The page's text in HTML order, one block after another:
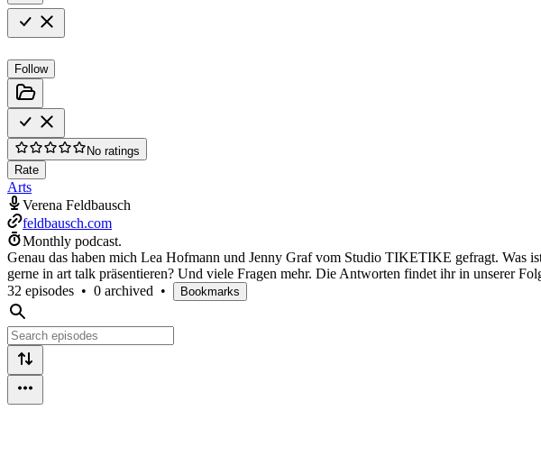
Follow
No ratings
Rate
Arts
Verena Feldbausch
feldbausch.com
Monthly podcast.
Genau das haben mich Lea Hofmann und Jenny Graf vom Studio TIKETIKE gefragt. Was
gerne in art talk präsentieren? Und viele Fragen mehr. Die Antworten findet ihr in unserer
32 episodes • 0 archived • Bookmarks